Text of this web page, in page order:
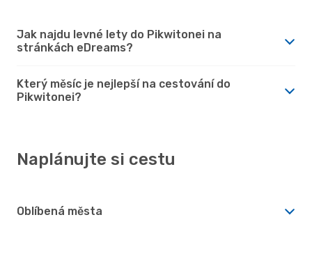
Jak najdu levné lety do Pikwitonei na
stránkách eDreams?
Který měsíc je nejlepší na cestování do
Pikwitonei?
Naplánujte si cestu
Oblíbená města